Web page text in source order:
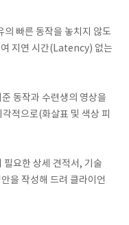
빠른 동작을 놓치지 않도
지연 시간(Latency) 없는
동작과 수련생의 영상을
적으로(화살표 및 색상 피
필요한 상세 견적서, 기술
을 작성해 드려 클라이언